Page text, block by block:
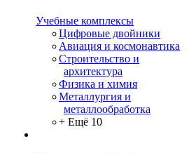
Учебные комплексы
Цифровые двойники
Авиация и космонавтика
Строительство и
архитектура
Физика и химия
Металлургия и
металлообработка
+ Ещё 10